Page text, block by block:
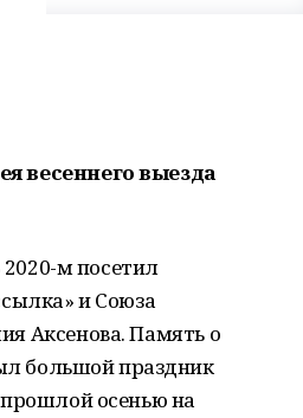
весеннего выезда
2020-м посетил
и Союза
Аксенова. Память о
большой праздник
осенью на